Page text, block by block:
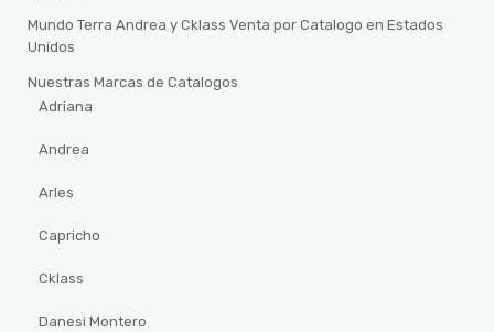
Mundo Terra Andrea y Cklass Venta por Catalogo en Estados
Unidos
Nuestras Marcas de Catalogos
Adriana
Andrea
Arles
Capricho
Cklass
Danesi Montero